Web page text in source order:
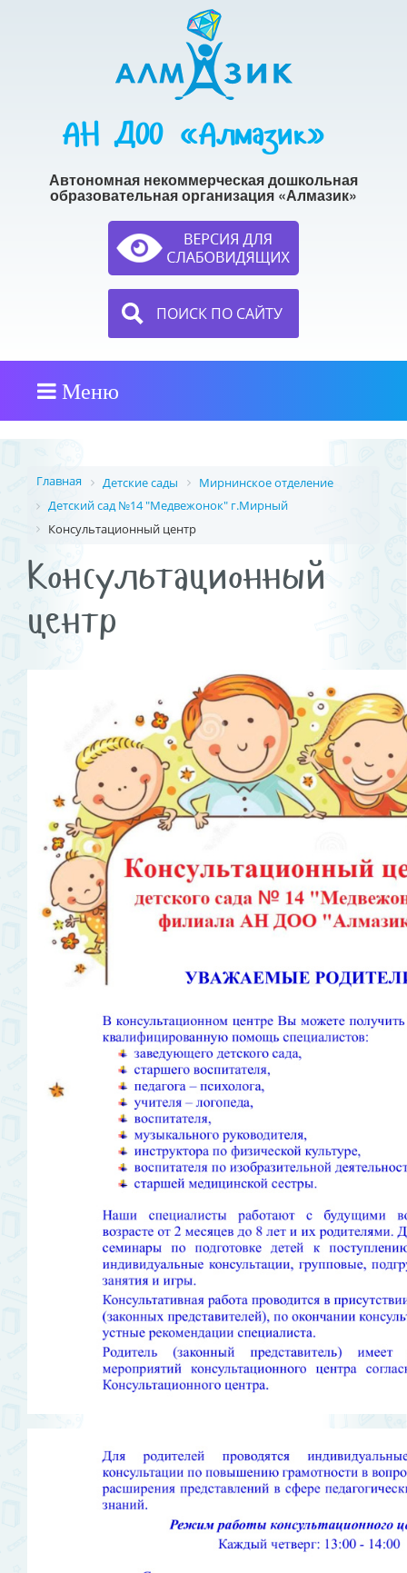
АН ДОО «Алмазик»
Автономная некоммерческая дошкольная
образовательная организация «Алмазик»
ПОИСК ПО САЙТУ
Меню
Главная Детские сады
Мирнинское отделение
Детский сад №14 "Медвежонок" г.Мирный
Консультационный центр
Консультационный
центр